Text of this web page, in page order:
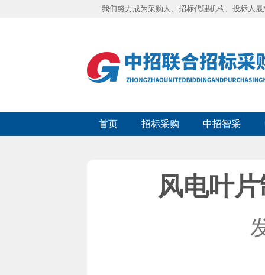
我们努力成为采购人、招标代理机构、投标人
首页 招标采购 中招智采
风电叶